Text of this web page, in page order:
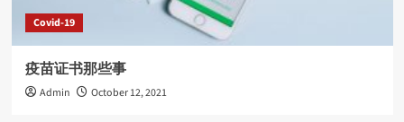
Covid-19
疫苗证书那些事
Admin October 12, 2021